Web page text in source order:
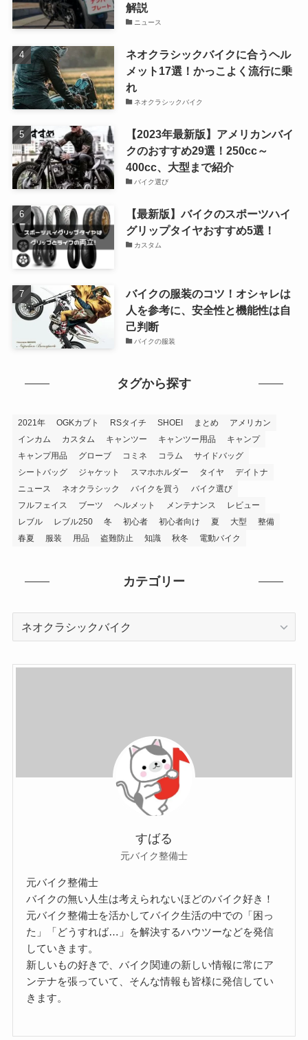
解説
ニュース
ネオクラシックバイクに合うヘル
メット17選！かっこよく流行に乗
れ
ネオクラシックバイク
【2023年最新版】アメリカンバイ
クのおすすめ29選！250cc～
400cc、大型まで紹介
バイク選び
【最新版】バイクのスポーツハイ
グリップタイヤおすすめ5選！
カスタム
バイクの服装のコツ！オシャレは
人を参考に、安全性と機能性は自
己判断
バイクの服装
タグから探す
2021年 OGKカブト RSタイチ SHOEI まとめ
アメリカン
インカム
カスタム キャンツー キャンツー用品
キャンプ
キャンプ用品
グローブ コミネ コラム
サイドバッグ
シートバッグ
ジャケット スマホホルダー タイヤ
デイトナ
ニュース
ネオクラシック バイクを買う
バイク選び
フルフェイス
ブーツ ヘルメット メンテナンス
レビュー
レブル
レブル250 冬 初心者 初心者向け 夏 大型
整備
春夏
服装 用品 盗難防止 知識 秋冬 電動バイク
カテゴリー
リ
すばる
元バイク整備士
元バイク整備士
バイクの無い人生は考えられないほどのバイク好き！
元バイク整備士を活かしてバイク生活の中での「困っ
た」「どうすれば…」を解決するハウツーなどを発信
していきます。
新しいもの好きで、バイク関連の新しい情報に常にア
ンテナを張っていて、そんな情報も皆様に発信してい
きます。